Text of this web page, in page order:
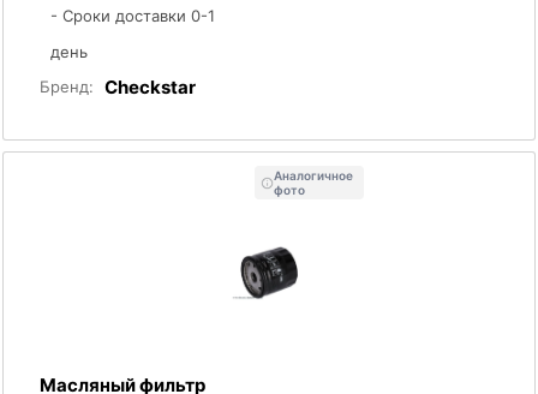
- Сроки доставки 0-1
день
Бренд:
Checkstar
Аналогичное
фото
Масляный фильтр